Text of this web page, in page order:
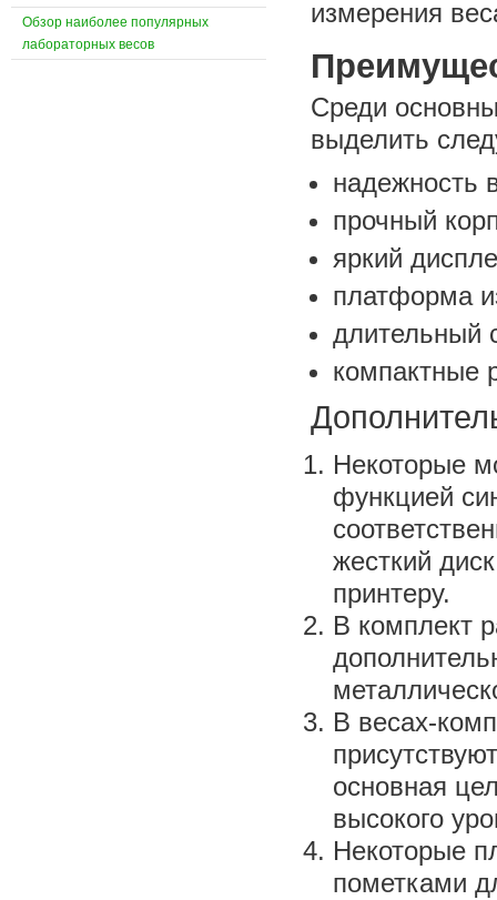
измерения
Среди
выделить
надежность
прочный
яркий
платформа
длительный
компактные
Некоторые
функцией
жесткий
принтеру.
В комплект
В весах-
основная
высокого
Некоторые
пометками
Обзор наиболее популярных
лабораторных весов